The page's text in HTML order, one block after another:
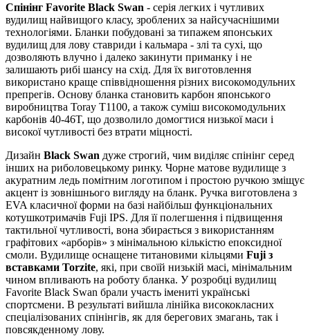
Спінінг Favorite Black Swan - серія легких і чутливих
вудилищ найвищого класу, зроблених за найсучаснішими
технологіями. Бланки побудовані за типажем японських
вудилищ для лову ставриди і кальмара - злі та сухі, що
дозволяють влучно і далеко закинути приманку і не
залишають рибі шансу на схід. Для їх виготовлення
використано краще співвідношення різних високомодульних
препрегів. Основу бланка становить карбон японського
виробництва Toray Т1100, а також суміш високомодульних
карбонів 40-46T, що дозволило домогтися низької маси і
високої чутливості без втрати міцності.
Дизайн Black Swan дуже строгий, чим виділяє спінінг серед
інших на риболовецькому ринку. Чорне матове вудилище з
акуратним ледь помітним логотипом і простою ручкою зміщує
акцент із зовнішнього вигляду на бланк. Ручка виготовлена з
EVA класичної форми на базі найбільш функціональних
котушкотримачів Fuji IPS. Для її полегшення і підвищення
тактильної чутливості, вона збирається з використанням
графітових «арборів» з мінімальною кількістю епоксидної
смоли. Вудилище оснащене титановими кільцями Fuji з
вставками Torzite, які, при своїй низькій масі, мінімальним
чином впливають на роботу бланка. У розробці вудилищ
Favorite Black Swan брали участь імениті українські
спортсмени. В результаті вийшла лінійка висококласних
спеціалізованих спінінгів, як для берегових змагань, так і
повсякденному лову.